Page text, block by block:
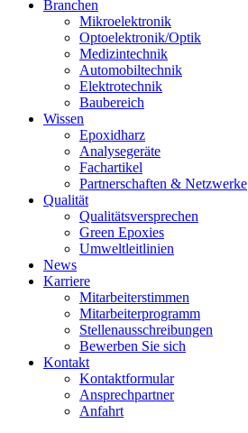
Branchen
Mikroelektronik
Optoelektronik/Optik
Medizintechnik
Automobiltechnik
Elektrotechnik
Baubereich
Wissen
Epoxidharz
Analysegeräte
Fachartikel
Partnerschaften & Netzwerke
Qualität
Qualitätsversprechen
Green Epoxies
Umweltleitlinien
News
Karriere
Mitarbeiterstimmen
Mitarbeiterprogramm
Stellenausschreibungen
Bewerben Sie sich
Kontakt
Kontaktformular
Ansprechpartner
Anfahrt